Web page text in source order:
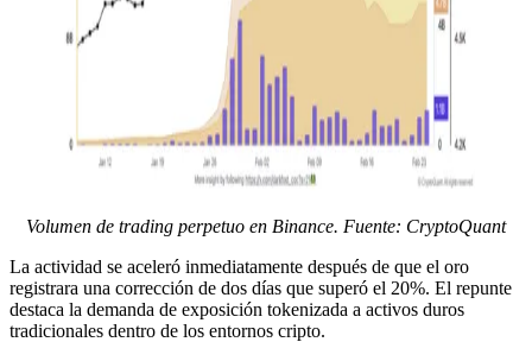
Volumen de trading perpetuo en Binance. Fuente: CryptoQuant
La actividad se aceleró inmediatamente después de que el oro
registrara una corrección de dos días que superó el 20%. El repunte
destaca la demanda de exposición tokenizada a activos duros
tradicionales dentro de los entornos cripto.